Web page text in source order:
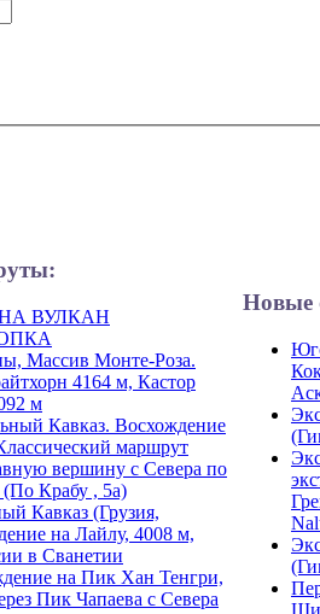
ВУЛКАН
Массив Монте-Роза.
4164 м, Кастор
м
Кавказ. Восхождение
маршрут
вершину с Севера по
Крабу , 5а)
Кавказ (Грузия,
на Лайлу, 4008 м,
в Сванетии
на Пик Хан Тенгри,
Пик Чапаева с Севера
Новые